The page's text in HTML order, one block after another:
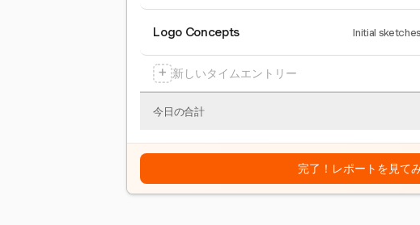
Logo Concepts Initial
+ 新しいタイムエントリー
今日の合計
完了！レポートを見て